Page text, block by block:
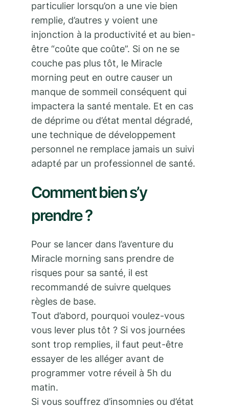
particulier lorsqu’on a une vie bien
remplie, d’autres y voient une
injonction à la productivité et au bien-
être “coûte que coûte”. Si on ne se
couche pas plus tôt, le Miracle
morning peut en outre causer un
manque de sommeil conséquent qui
impactera la santé mentale. Et en cas
de déprime ou d’état mental dégradé,
une technique de développement
personnel ne remplace jamais un suivi
adapté par un professionnel de santé.
Comment bien s’y
prendre ?
Pour se lancer dans l’aventure du
Miracle morning sans prendre de
risques pour sa santé, il est
recommandé de suivre quelques
règles de base.
Tout d’abord, pourquoi voulez-vous
vous lever plus tôt ? Si vos journées
sont trop remplies, il faut peut-être
essayer de les alléger avant de
programmer votre réveil à 5h du
matin.
Si vous souffrez d’insomnies ou d’état